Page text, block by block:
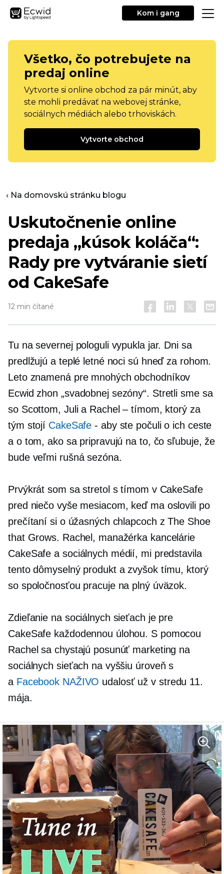
Kom i gang
Všetko, čo potrebujete na
predaj online
Vytvorte si online obchod za pár minút, aby
ste mohli predávať na webovej stránke,
sociálnych médiách alebo trhoviskách.
Vytvorte obchod
‹ Na domovskú stránku blogu
Uskutočnenie online
predaja „kúsok koláča“:
Rady pre vytváranie sietí
od CakeSafe
12 min čítané
Tu na severnej pologuli vypukla jar. Dni sa
predlžujú a teplé letné noci sú hneď za rohom.
Leto znamená pre mnohých obchodníkov
Ecwid zhon „svadobnej sezóny“. Stretli sme sa
so Scottom, Juli a Rachel – tímom, ktorý za
tým stojí CakeSafe - aby ste počuli o ich ceste
a o tom, ako sa pripravujú na to, čo sľubuje, že
bude veľmi rušná sezóna.
Prvýkrát som sa stretol s tímom v CakeSafe
pred niečo vyše mesiacom, keď ma oslovili po
prečítaní si o úžasných chlapcoch z The Shoe
that Grows. Rachel, manažérka kancelárie
CakeSafe a sociálnych médií, mi predstavila
tento dômyselný produkt a zvyšok tímu, ktorý
so spoločnosťou pracuje na plný úväzok.
Zdieľanie na sociálnych sieťach je pre
CakeSafe každodennou úlohou. S pomocou
Rachel sa chystajú posunúť marketing na
sociálnych sieťach na vyššiu úroveň s
a Facebook NAŽIVO udalosť už v stredu 11.
mája.